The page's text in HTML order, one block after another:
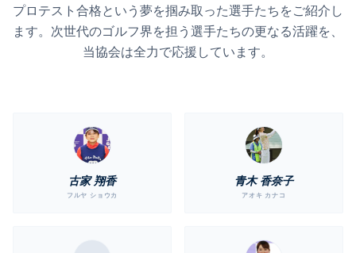
プロテスト合格という夢を掴み取った選手たちをご紹介し
ます。次世代のゴルフ界を担う選手たちの更なる活躍を、
当協会は全力で応援しています。
古家 翔香
フルヤ ショウカ
青木 香奈子
アオキ カナコ